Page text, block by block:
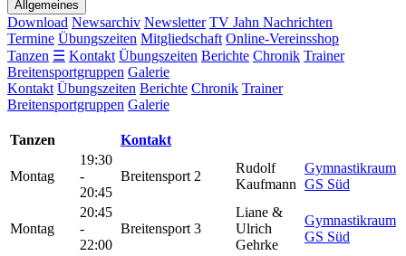
Allgemeines
Download Newsarchiv Newsletter TV Jahn Nachrichten
Termine Übungszeiten Mitgliedschaft Online-Vereinsshop
Tanzen ☰ Kontakt Übungszeiten Berichte Chronik Trainer
Breitensportgruppen Galerie
Kontakt Übungszeiten Berichte Chronik Trainer
Breitensportgruppen Galerie
Tanzen Kontakt
Montag
19:30
-
20:45
Breitensport 2
Rudolf
Kaufmann
Gymnastikraum
GS Süd
Montag
20:45
-
22:00
Breitensport 3
Liane &
Ulrich
Gehrke
Gymnastikraum
GS Süd